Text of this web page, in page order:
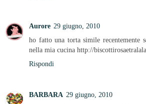
Aurore 29 giugno, 2010
ho fatto una torta simile recentemente
nella mia cucina http://
Rispondi
BARBARA 29 giugno, 2010